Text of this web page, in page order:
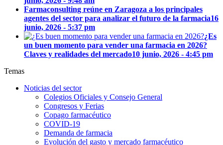
Farmaconsulting reúne en Zaragoza a los principales
agentes del sector para analizar el futuro de la farmacia16
junio, 2026 - 5:37 pm
¿Es
un buen momento para vender una farmacia en 2026?
Claves y realidades del mercado10 junio, 2026 - 4:45 pm
Temas
Noticias del sector
Colegios Oficiales y Consejo General
Congresos y Ferias
Copago farmacéutico
COVID-19
Demanda de farmacia
Evolución del gasto y mercado farmacéutico